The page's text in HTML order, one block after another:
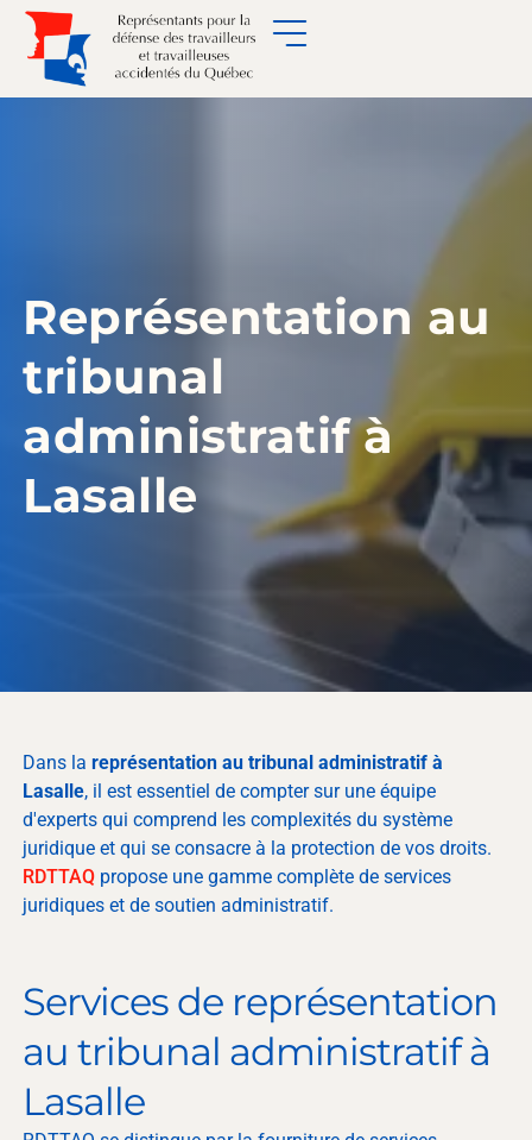
Représentation au
tribunal
administratif à
Lasalle
Dans lareprésentation au tribunal administratif à
Lasalle, il est essentiel de compter sur une équipe
d'experts qui comprend les complexités du système
juridique et qui se consacre à la protection de vos droits.
RDTTAQ propose une gamme complète de services
juridiques et de soutien administratif.
Services de représentation
au tribunal administratif à
Lasalle